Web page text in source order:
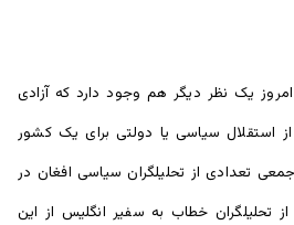
یک نظر دیگر هم وجود دارد که آزادی
استقلال سیاسی یا دولتی برای یک کشور
تعدادی از تحلیلگران سیاسی افغان در
تحلیلگران خطاب به سفیر انگلیس از این